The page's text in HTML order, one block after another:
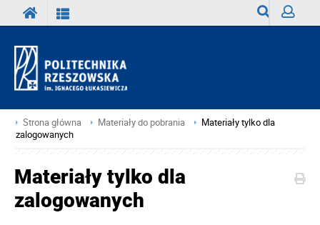
Strona główna Materiały do pobrania
Materiały tylko dla
zalogowanych
Materiały tylko dla
zalogowanych